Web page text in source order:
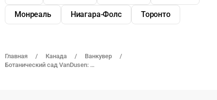
Главная Канада
Ванкувер
Ботанический сад VanDusen: Входной билет
Монреаль Ниагара-Фолс Торонто